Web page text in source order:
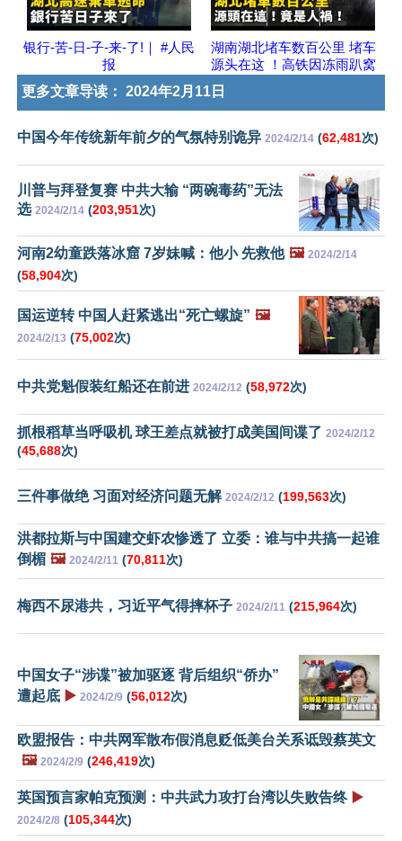
银行-苦-日-子-来-了!｜ #人民
报
湖南湖北堵车数百公里 堵车
源头在这 ！高铁因冻雨趴窝
更多文章导读： 2024年2月11日
中国今年传统新年前夕的气氛特别诡异 2024/2/14 (62,481次)
川普与拜登复赛 中共大输 “两碗毒药”无法
选 2024/2/14 (203,951次)
河南2幼童跌落冰窟 7岁妹喊：他小 先救他 🖼️ 2024/2/14
(58,904次)
国运逆转 中国人赶紧逃出“死亡螺旋” 🖼️
2024/2/13 (75,002次)
中共党魁假装红船还在前进 2024/2/12 (58,972次)
抓根稻草当呼吸机 球王差点就被打成美国间谍了 2024/2/12
(45,688次)
三件事做绝 习面对经济问题无解 2024/2/12 (199,563次)
洪都拉斯与中国建交虾农惨透了 立委：谁与中共搞一起谁
倒楣 🖼️ 2024/2/11 (70,811次)
梅西不尿港共，习近平气得摔杯子 2024/2/11 (215,964次)
中国女子“涉谍”被加驱逐 背后组织“侨办”
遭起底 ▶️ 2024/2/9 (56,012次)
欧盟报告：中共网军散布假消息贬低美台关系诋毁蔡英文
🖼️ 2024/2/9 (246,419次)
英国预言家帕克预测：中共武力攻打台湾以失败告终 ▶️
2024/2/8 (105,344次)